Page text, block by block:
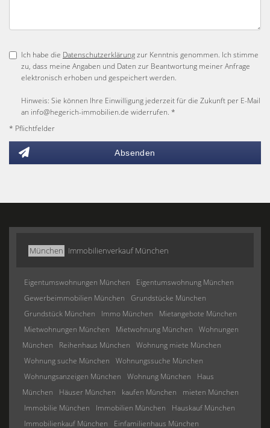
Ich habe die Datenschutzerklärungzur Kenntnis genommen. Ich stimme
zu, dass meine Angaben und Daten zur Beantwortung meiner Anfrage
elektronisch erhoben und gespeichert werden.
Hinweis: Sie können Ihre Einwilligung jederzeit für die Zukunft per E-Mail
an info@hegerich-immobilien.de widerrufen. *
* Pflichtfelder
Absenden
München Immobilienverkauf München
Eigentumswohnungen München
Eigentumswohnung München
Gewerbeimmobilien München
Grundstücke München
Grundstück München
Immo München
Mietangebote München
Mietwohnungen München
Mietwohnung München
Wohnungen
München
Reihenhaus München
Wohnung miete München
Wohnung suche München
Wohnungssuche München
Wohnungsanzeigen München
Wohnung München
Haus
München
Häuser München kaufen München
mieten München
Immobilie München
Immobilien München
Hauskauf München
Immobilienkauf München
Einfamilienhaus München